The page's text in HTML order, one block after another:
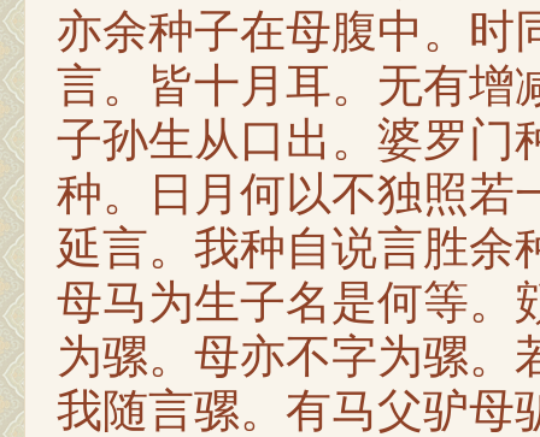
亦余种子在母腹中。时
言。皆十月耳。无有增
子孙生从口出。婆罗门
种。日月何以不独照若
延言。我种自说言胜余
母马为生子名是何等。
为骡。母亦不字为骡。
我随言骡。有马父驴母